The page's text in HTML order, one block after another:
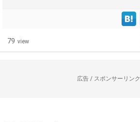
79 view
広告 / スポンサーリンク